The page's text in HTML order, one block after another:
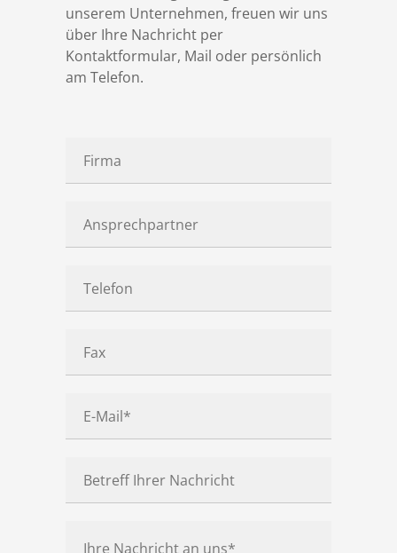
Schaltanlagenbau
Engineering & Consulting
Industrieautomatisierung
Simulation
Schulungen
Übersicht
Produktionsplanung 4.0
iIM - industrial Information Management
Level 2 Systeme
Visionssysteme
InduStream
Referenzen
DSD Aktuell
Download
Geschäftsbedingungen
Datenschutz
unserem Unternehmen, freuen wir uns
über Ihre Nachricht per
Kontaktformular, Mail oder persönlich
am Telefon.